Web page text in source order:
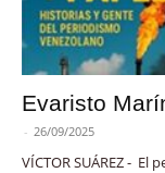
Evaristo
- 26/09/2025
VÍCTOR SUÁREZ -